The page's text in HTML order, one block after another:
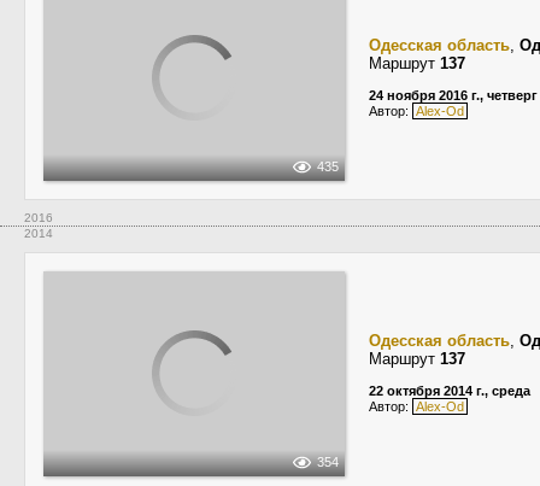
435
Одесская область,
Маршрут 137
24 ноября 2016 г., четверг
Автор: Alex-Od
2016
2014
354
Одесская область,
Маршрут 137
22 октября 2014 г., среда
Автор: Alex-Od